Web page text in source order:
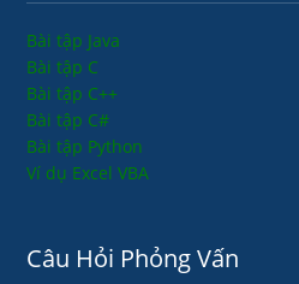
Bài tập Java
Bài tập C
Bài tập C++
Bài tập C#
Bài tập Python
Ví dụ Excel VBA
Câu Hỏi Phỏng Vấn